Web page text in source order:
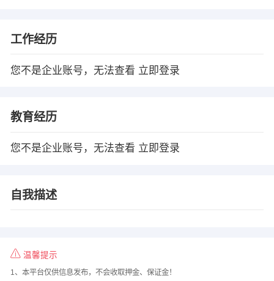
工作经历
您不是企业账号，无法查看 立即登录
教育经历
您不是企业账号，无法查看 立即登录
自我描述
温馨提示
1、本平台仅供信息发布，不会收取押金、保证金！